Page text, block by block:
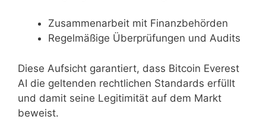
Zusammenarbeit mit Finanzbehörden
Regelmäßige Überprüfungen und Audits
Diese Aufsicht garantiert, dass Bitcoin Everest
AI die geltenden rechtlichen Standards erfüllt
und damit seine Legitimität auf dem Markt
beweist.